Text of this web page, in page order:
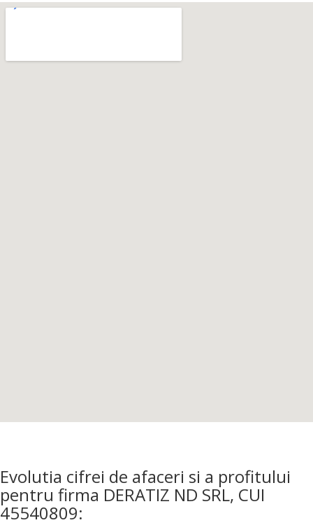
Evolutia cifrei de afaceri si a profitului
pentru firma DERATIZ ND SRL, CUI
45540809: